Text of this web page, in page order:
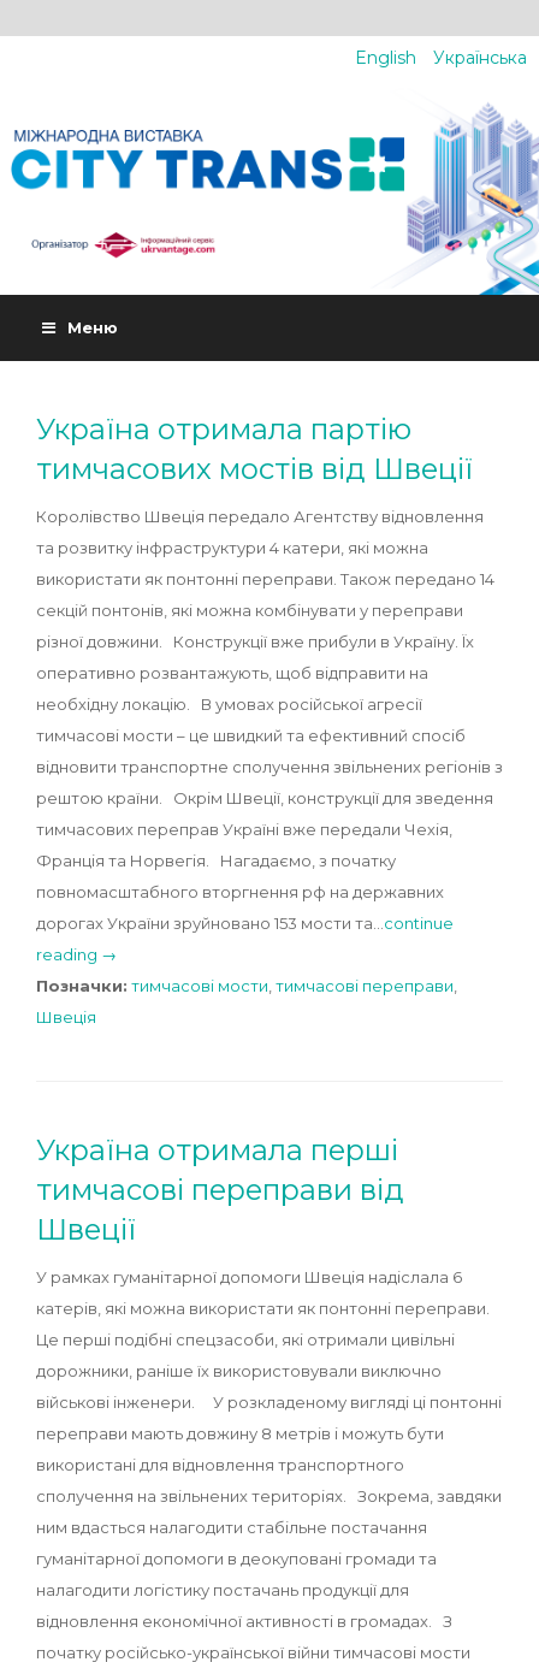
English Українська
Меню
Україна отримала партію
тимчасових мостів від Швеції
Королівство Швеція передало Агентству відновлення
та розвитку інфраструктури 4 катери, які можна
використати як понтонні переправи. Також передано 14
секцій понтонів, які можна комбінувати у переправи
різної довжини. Конструкції вже прибули в Україну. Їх
оперативно розвантажують, щоб відправити на
необхідну локацію. В умовах російської агресії
тимчасові мости – це швидкий та ефективний спосіб
відновити транспортне сполучення звільнених регіонів з
рештою країни. Окрім Швеції, конструкції для зведення
тимчасових переправ Україні вже передали Чехія,
Франція та Норвегія. Нагадаємо, з початку
повномасштабного вторгнення рф на державних
дорогах України зруйновано 153 мости та… continue
reading →
Позначки: тимчасові мости тимчасові переправи
Швеція
Україна отримала перші
тимчасові переправи від
Швеції
У рамках гуманітарної допомоги Швеція надіслала 6
катерів, які можна використати як понтонні переправи.
Це перші подібні спецзасоби, які отримали цивільні
дорожники, раніше їх використовували виключно
військові інженери. У розкладеному вигляді ці понтонні
переправи мають довжину 8 метрів і можуть бути
використані для відновлення транспортного
сполучення на звільнених територіях. Зокрема, завдяки
ним вдасться налагодити стабільне постачання
гуманітарної допомоги в деокуповані громади та
налагодити логістику постачань продукції для
відновлення економічної активності в громадах. З
початку російсько-української війни тимчасові мости